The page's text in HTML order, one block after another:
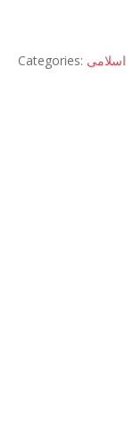
Categories: اسلامی